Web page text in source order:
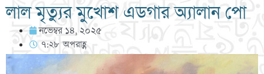
লাল মৃত্যুর মুখোশ এডগার অ্যালান পো
নভেম্বর ১৪, ২০২৫
৭:২৮ অপরাহ্ণ